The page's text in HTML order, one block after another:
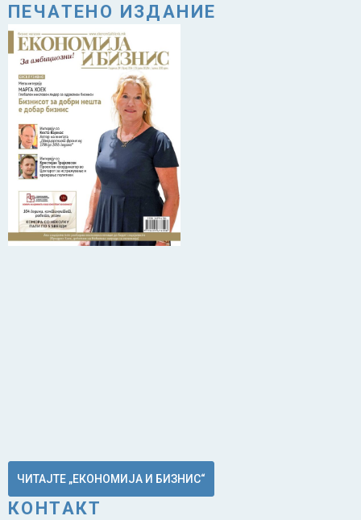
ПЕЧАТЕНО ИЗДАНИЕ
ЧИТАЈТЕ „ЕКОНОМИЈА И БИЗНИС“
КОНТАКТ